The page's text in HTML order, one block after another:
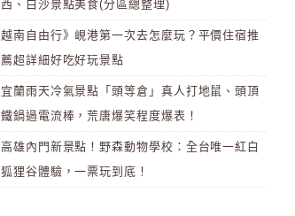
西、白沙景點美食(分區總整理)
越南自由行》峴港第一次去怎麼玩？平價住宿推
薦超詳細好吃好玩景點
宜蘭雨天冷氣景點「頭等倉」真人打地鼠、頭頂
鐵鍋過電流棒，荒唐爆笑程度爆表！
高雄內門新景點！野森動物學校：全台唯一紅白
狐狸谷體驗，一票玩到底！